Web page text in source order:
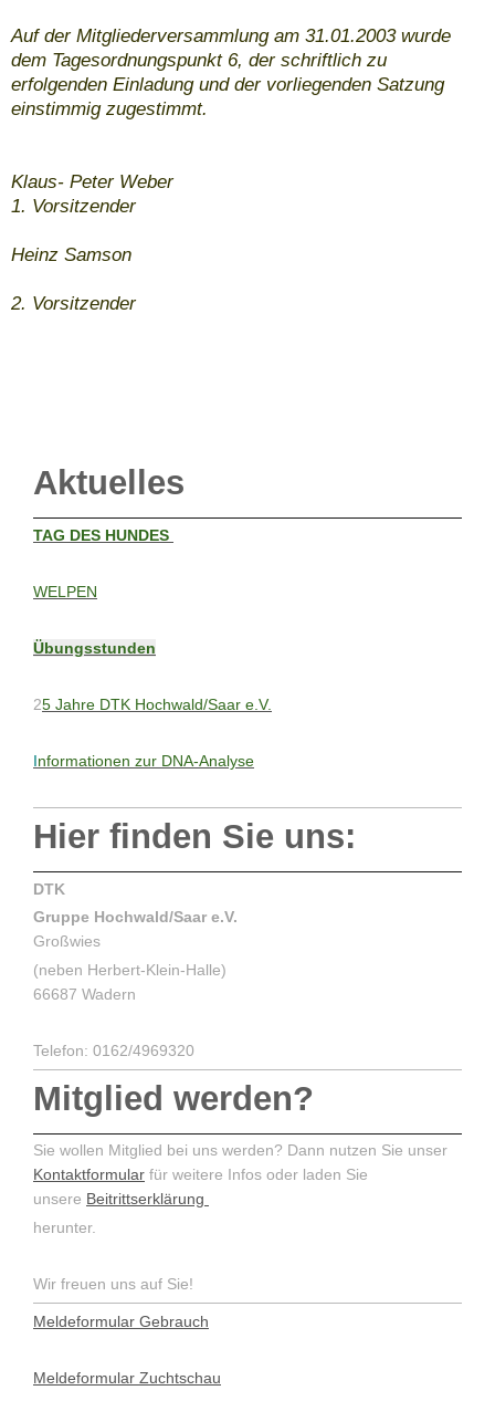
Auf der Mitgliederversammlung am 31.01.2003 wurde
dem Tagesordnungspunkt 6, der schriftlich zu
erfolgenden Einladung und der vorliegenden Satzung
einstimmig zugestimmt.
Klaus- Peter Weber
1. Vorsitzender
Heinz Samson
2. Vorsitzender
Aktuelles
TAG DES HUNDES
WELPEN
Übungsstunden
25 Jahre DTK Hochwald/Saar e.V.
Informationen zur DNA-Analyse
Hier finden Sie uns:
DTK
Gruppe Hochwald/Saar e.V.
Großwies
(neben Herbert-Klein-Halle)
66687 Wadern
Telefon: 0162/4969320
Mitglied werden?
Sie wollen Mitglied bei uns werden? Dann nutzen Sie unser
Kontaktformular für weitere Infos oder laden Sie
unsere Beitrittserklärung
herunter.
Wir freuen uns auf Sie!
Meldeformular Gebrauch
Meldeformular Zuchtschau